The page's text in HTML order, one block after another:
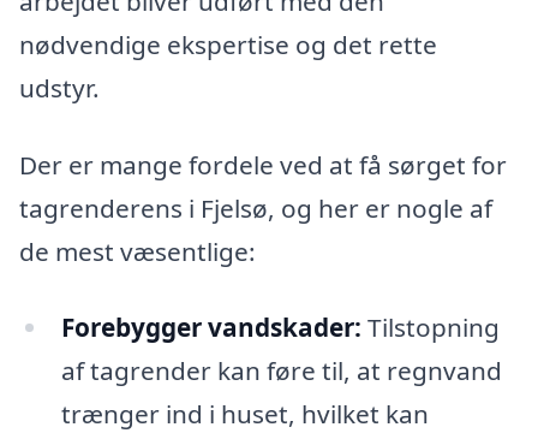
nødvendige ekspertise og det rette
udstyr.
Der er mange fordele ved at få sørget for
tagrenderens i Fjelsø, og her er nogle af
de mest væsentlige:
Forebygger vandskader: Tilstopning
af tagrender kan føre til, at regnvand
trænger ind i huset, hvilket kan